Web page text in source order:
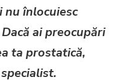
înlocuiesc
ai preocupări
ta prostatică,